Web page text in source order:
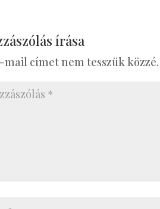
írása
mail címet nem tesszük közzé.